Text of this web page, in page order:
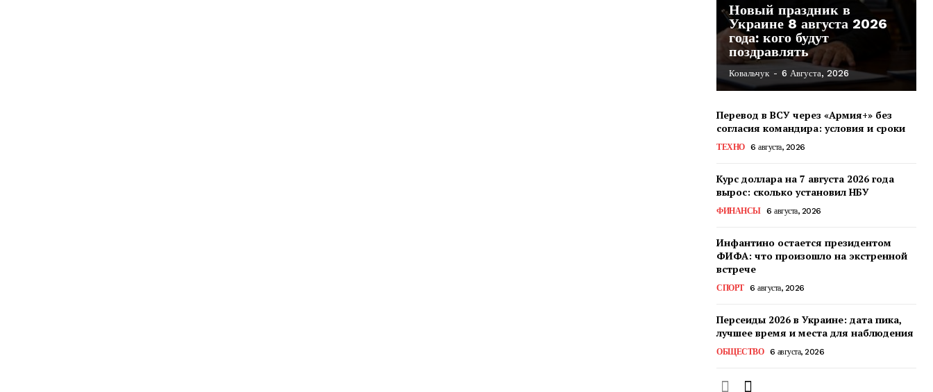
Новый праздник в
Украине 8 августа 2026
года: кого будут
поздравлять
Ковальчук - 6 Августа, 2026
Перевод в ВСУ через «Армия+» без
согласия командира: условия и сроки
ТЕХНО 6 августа, 2026
Курс доллара на 7 августа 2026 года
вырос: сколько установил НБУ
ФИНАНСЫ 6 августа, 2026
Инфантино остается президентом
ФИФА: что произошло на экстренной
встрече
СПОРТ 6 августа, 2026
Персеиды 2026 в Украине: дата пика,
лучшее время и места для наблюдения
ОБЩЕСТВО 6 августа, 2026